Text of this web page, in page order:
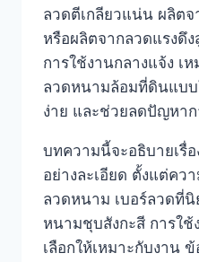
ลวดตีเกลียวแน่น ผลิตจ
หรือผลิตจากลวดแรงดึ
การใช้งานกลางแจ้ง เ
ลวดหนามล้อมที่ดินแบ
ง่าย และช่วยลดปัญหา
บทความนี้จะอธิบายเรื่
อย่างละเอียด ตั้งแต่คว
ลวดหนาม เบอร์ลวดที่
หนามชุบสังกะสี การใ
เลือกให้เหมาะกับงาน